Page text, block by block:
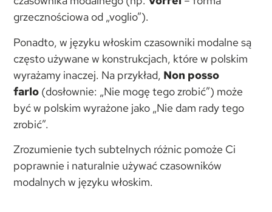
grzecznościowa od „voglio”).
Ponadto, w języku włoskim czasowniki modalne są
często używane w konstrukcjach, które w polskim
wyrażamy inaczej. Na przykład, Non posso
farlo (dosłownie: „Nie mogę tego zrobić”) może
być w polskim wyrażone jako „Nie dam rady tego
zrobić”.
Zrozumienie tych subtelnych różnic pomoże Ci
poprawnie i naturalnie używać czasowników
modalnych w języku włoskim.